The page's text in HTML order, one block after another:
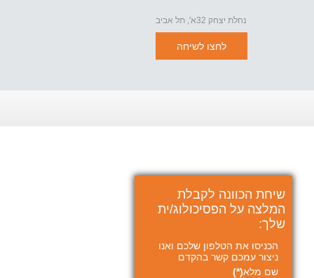
נחלת יצחק 32א', תל אביב
לחצו לשיחה
שיחת הכוונה לקבלת
המלצה על הפסיכולוג/ית
שלך:
הכניסו את הטלפון שלכם ואנו
ניצור עמכם קשר בהקדם
שם מלא(*)